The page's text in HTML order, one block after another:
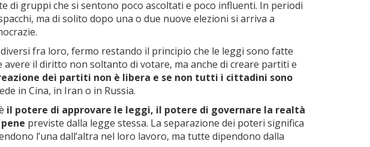
gruppi che si sentono poco ascoltati e poco influenti. In periodi
ma di solito dopo una o due nuove elezioni si arriva a
fra loro, fermo restando il principio che le leggi sono fatte
il diritto non soltanto di votare, ma anche di creare partiti e
dei partiti non è libera e se non tutti i cittadini sono
in Cina, in Iran o in Russia.
il potere di approvare le leggi, il potere di governare la realtà
previste dalla legge stessa. La separazione dei poteri significa
l’una dall’altra nel loro lavoro, ma tutte dipendono dalla